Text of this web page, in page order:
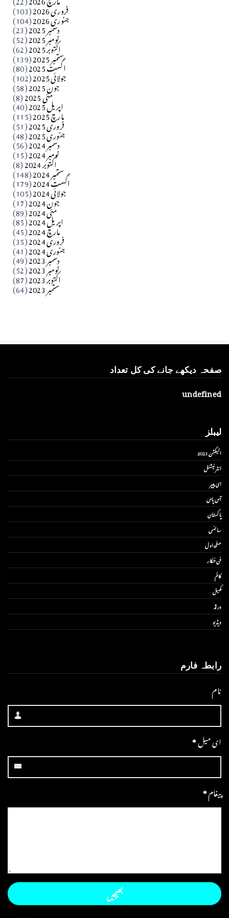
آزاد کشمیر جیسے احتجاج کی ضرورت ہے؟ از،،، ظہیرالدین
فروری 2026 (103) جنوری 2026 (104) دسمبر 2025 (23) نومبر 2025 (52) اکتوبر 2025 (62) ستمبر 2025 (139) اگست 2025 (80) جولائی 2025 (102) جون 2025 (58) مئی 2025 (8) اپریل 2025 (40) مارچ 2025 (115) فروری 2025 (51) جنوری 2025 (48) دسمبر 2024 (56) نومبر 2024 (15) اکتوبر 2024 (8) ستمبر 2024 (148) اگست 2024 (179) جولائی 2024 (105) جون 2024 (17) مئی 2024 (89) اپریل 2024 (85) مارچ 2024 (45) فروری 2024 (35) جنوری 2024 (41) دسمبر 2023 (49) نومبر 2023 (52) اکتوبر 2023 (87) ستمبر 2023 (64)
صفحہ دیکھے جانے کی کل تعداد
undefined
لیبلز
الیکشن 2023
انٹر نیشنل
ای پیپر
آس پاس
پاکستان
سائنس
صفحۂ اول
فن فنکار
کالم
کھیل
ورلڈ
ویڈیو
رابطہ فارم
نام
ای میل*
پیغام*